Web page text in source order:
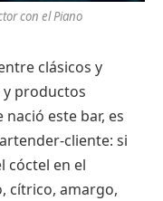
con el Piano
clásicos y
y productos
este bar, es
cliente: si
cóctel en el
cítrico, amargo,